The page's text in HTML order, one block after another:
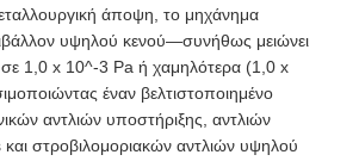
άποψη, το μηχάνημα
υψηλού κενού—συνήθως μειώνει
σε 1,0 x 10^-3 Pa ή χαμηλότερα (1,0 x
έναν βελτιστοποιημένο
αντλιών υποστήριξης, αντλιών
στροβιλομοριακών αντλιών υψηλού